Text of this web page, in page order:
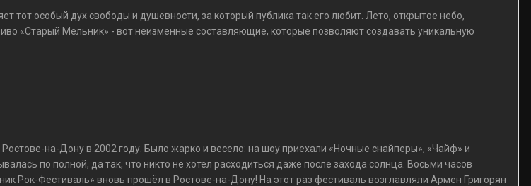
тот особый дух свободы и душевности, за который публика так его любит. Лето, открытое небо,
«Старый Мельник» - вот неизменные составляющие, которые позволяют создавать уникальную
на-Дону в 2002 году. Было жарко и весело: на шоу приехали «Ночные снайперы», «Чайф» и
по полной, да так, что никто не хотел расходиться даже после захода солнца. Восьми часов
Рок-Фестиваль» вновь прошёл в Ростове-на-Дону! На этот раз фестиваль возглавляли Армен Григорян